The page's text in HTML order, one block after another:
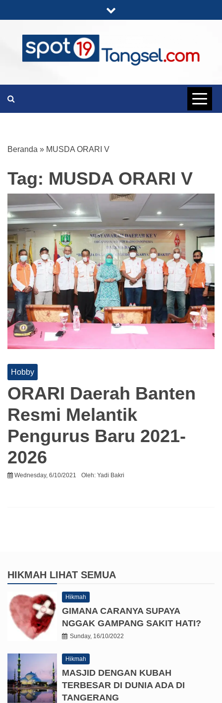
to
content
SPOT19
Beranda » MUSDA ORARI V
Tag: MUSDA ORARI V
Hobby
ORARI Daerah Banten
Resmi Melantik
Pengurus Baru 2021-
2026
Wednesday, 6/10/2021 Oleh: Yadi Bakri
HIKMAH LIHAT SEMUA
Hikmah
GIMANA CARANYA SUPAYA
NGGAK GAMPANG SAKIT HATI?
Sunday, 16/10/2022
Hikmah
MASJID DENGAN KUBAH
TERBESAR DI DUNIA ADA DI
TANGERANG